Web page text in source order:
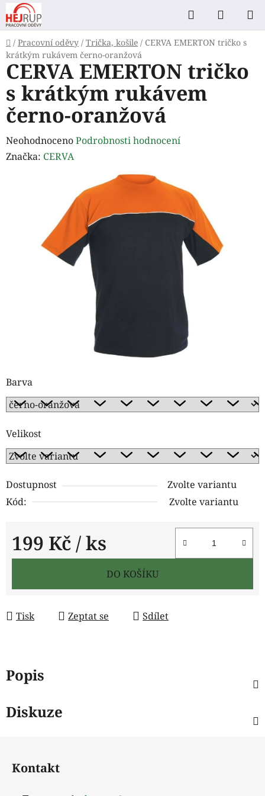
Přejít
na
obsah
Hledat
KOŠÍK
Domů
/ Pracovní oděvy / Trička, košile / CERVA EMERTON tričko s
krátkým rukávem černo-oranžová
Barva
Velikost
Dostupnost
Zvolte variantu
Kód:
Zvolte variantu
199 Kč / ks
Měrná cena:
DO KOŠÍKU
Tisk Zeptat se Sdílet
CERVA EMERTON tričko
s krátkým rukávem
černo-oranžová
Průměrné
hodnocení
hvězdiček.
NeohodnocenoPodrobnosti hodnocení
Značka: CERVA
Popis
Diskuze
Kontakt